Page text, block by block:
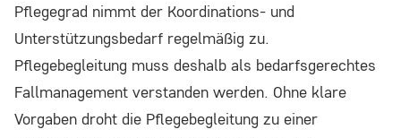
Pflegegrad nimmt der Koordinations- und
Unterstützungsbedarf regelmäßig zu.
Pflegebegleitung muss deshalb als bedarfsgerechtes
Fallmanagement verstanden werden. Ohne klare
Vorgaben droht die Pflegebegleitung zu einer